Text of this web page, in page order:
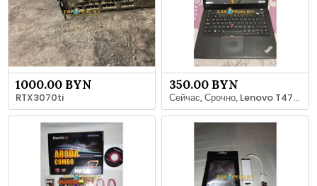
1000.00 BYN
RTX3070ti
350.00 BYN
Сейчас, Срочно, Lenovo T470, i7-7600/4GbDDR4/500GbHDD/LTE